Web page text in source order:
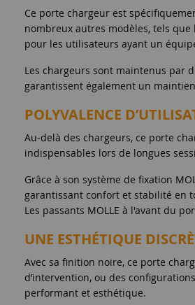
Ce porte chargeur est
nombreux autres modèles, tels que
pour les utilisateurs ayant un
Les chargeurs sont maintenus par
garantissent également un
POLYVALENCE
Au-delà des chargeurs, ce porte
indispensables lors de longues
Grâce à son système de fixation
garantissant confort et stabilité en
Les passants MOLLE à l'avant du
UNE ESTHÉTIQUE
Avec sa finition noire, ce porte
d’intervention, ou des
performant et esthétique.